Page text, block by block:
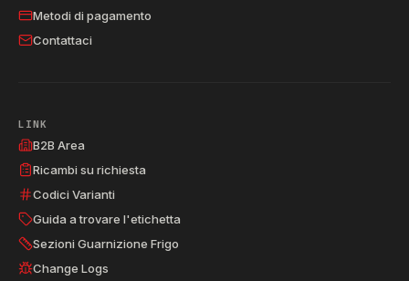
Metodi di pagamento
Contattaci
LINK
B2B Area
Ricambi su richiesta
Codici Varianti
Guida a trovare l'etichetta
Sezioni Guarnizione Frigo
Change Logs